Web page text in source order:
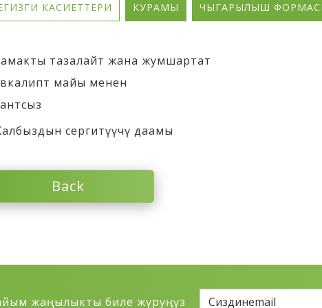
КАСИЕТТЕРИ КУРАМЫ ЧЫГАРЫЛЫШ
тазалайт жана жумшартат
майы менен
сергитүүчү даамы
Back
жаңылыкты биле жүруӊүз